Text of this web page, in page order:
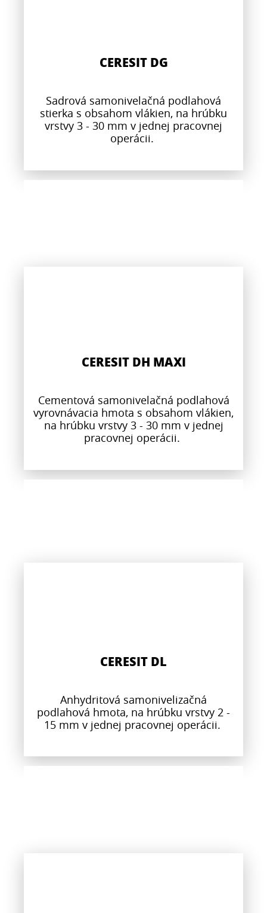
CERESIT DG
Sadrová samonivelačná podlahová
stierka s obsahom vlákien, na hrúbku
vrstvy 3 - 30 mm v jednej pracovnej
operácii.
CERESIT DH MAXI
Cementová samonivelačná podlahová
vyrovnávacia hmota s obsahom vlákien,
na hrúbku vrstvy 3 - 30 mm v jednej
pracovnej operácii.
CERESIT DL
Anhydritová samonivelizačná
podlahová hmota, na hrúbku vrstvy 2 -
15 mm v jednej pracovnej operácii.